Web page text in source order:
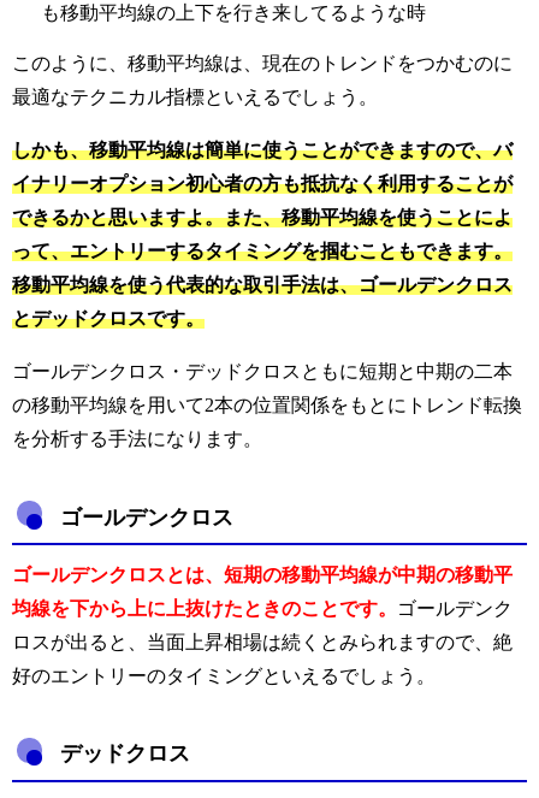
も移動平均線の上下を行き来してるような時
このように、移動平均線は、現在のトレンドをつかむのに
最適なテクニカル指標といえるでしょう。
しかも、移動平均線は簡単に使うことができますので、バ
イナリーオプション初心者の方も抵抗なく利用することが
できるかと思いますよ。また、移動平均線を使うことによ
って、エントリーするタイミングを掴むこともできます。
移動平均線を使う代表的な取引手法は、ゴールデンクロス
とデッドクロスです。
ゴールデンクロス・デッドクロスともに短期と中期の二本
の移動平均線を用いて2本の位置関係をもとにトレンド転換
を分析する手法になります。
ゴールデンクロス
ゴールデンクロスとは、短期の移動平均線が中期の移動平
均線を下から上に上抜けたときのことです。
ゴールデンク
ロスが出ると、当面上昇相場は続くとみられますので、絶
好のエントリーのタイミングといえるでしょう。
デッドクロス